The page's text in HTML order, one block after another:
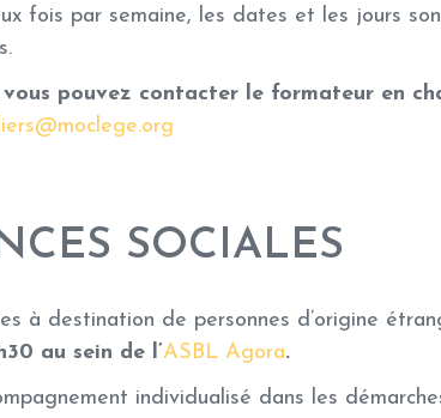
fois par semaine, les dates et les jours
pouvez contacter le formateur en
SOCIALES
à destination de personnes d’origine
au sein de l’ASBL Agora.
individualisé dans les